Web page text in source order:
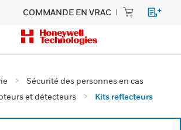
COMMANDE EN VRAC
Sécurité des personnes en cas
et détecteurs Kits réflecteurs